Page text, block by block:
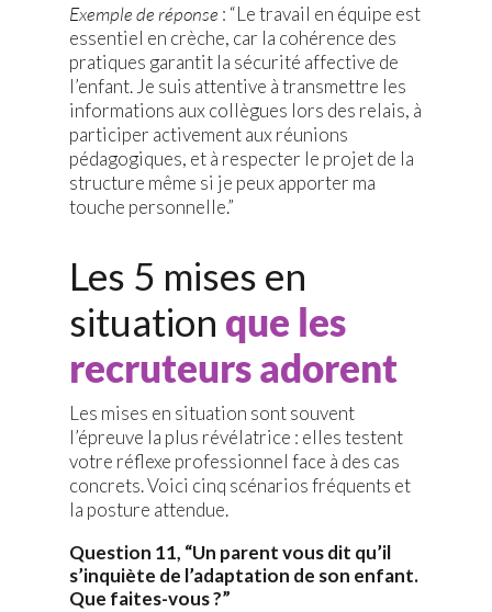
Exemple de réponse : “Le travail en équipe est
essentiel en crèche, car la cohérence des
pratiques garantit la sécurité affective de
l’enfant. Je suis attentive à transmettre les
informations aux collègues lors des relais, à
participer activement aux réunions
pédagogiques, et à respecter le projet de la
structure même si je peux apporter ma
touche personnelle.”
Les 5 mises en
situation que les
recruteurs adorent
Les mises en situation sont souvent
l’épreuve la plus révélatrice : elles testent
votre réflexe professionnel face à des cas
concrets. Voici cinq scénarios fréquents et
la posture attendue.
Question 11, “Un parent vous dit qu’il
s’inquiète de l’adaptation de son enfant.
Que faites-vous ?”